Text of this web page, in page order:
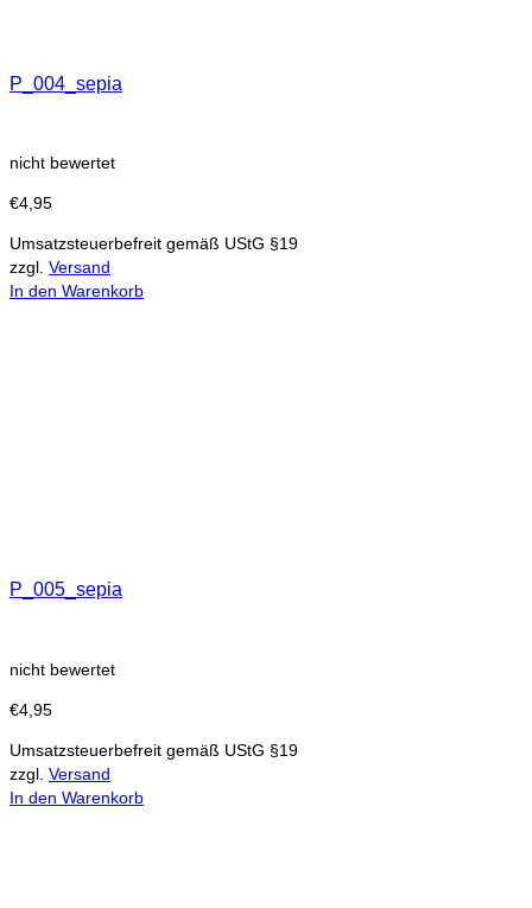
P_004_sepia
nicht bewertet
€4,95
Umsatzsteuerbefreit gemäß UStG §19
zzgl. Versand
In den Warenkorb
P_005_sepia
nicht bewertet
€4,95
Umsatzsteuerbefreit gemäß UStG §19
zzgl. Versand
In den Warenkorb